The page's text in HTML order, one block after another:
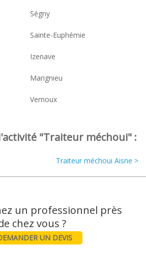
Ségny
Sainte-Euphémie
Izenave
Marignieu
Vernoux
"Traiteur méchoui" :
Traiteur méchoui Aisne >
un professionnel près
UN DEVIS